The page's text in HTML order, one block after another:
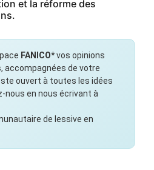
et la réforme des
FANICO*vos opinions
de votre
ouvert à toutes les idées
nous en nous écrivant à
de lessive en